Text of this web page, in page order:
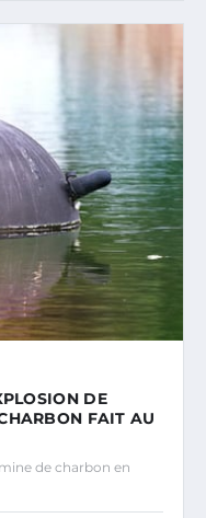
DE
FAIT AU
de charbon en